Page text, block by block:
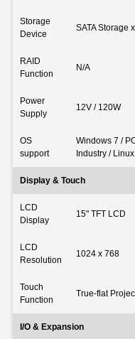
Storage
Device
SATA Storage
RAID
Function
N/A
Power
Supply
12V / 120W
OS
support
Windows 7 /
Industry /
Display & Touch
LCD
Display
15" TFT LCD
LCD
Resolution
1024 x 768
Touch
Function
True-flat
I/O & Expansion